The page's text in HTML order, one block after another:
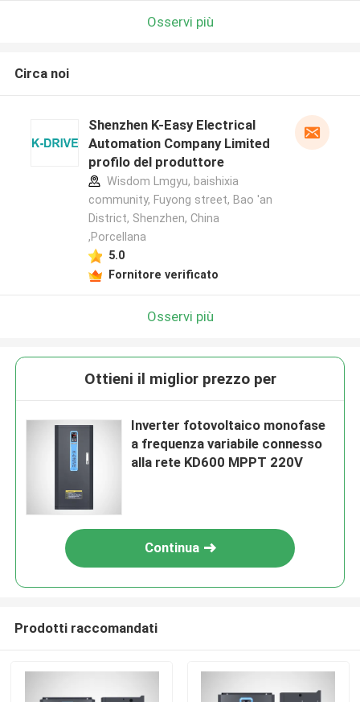
Osservi più
Circa noi
Shenzhen K-Easy Electrical
Automation Company Limited
profilo del produttore
Wisdom Lmgyu, baishixia
community, Fuyong street, Bao 'an
District, Shenzhen, China
,Porcellana
5.0
Fornitore verificato
Osservi più
Ottieni il miglior prezzo per
Inverter fotovoltaico monofase
a frequenza variabile connesso
alla rete KD600 MPPT 220V
Continua
Prodotti raccomandati